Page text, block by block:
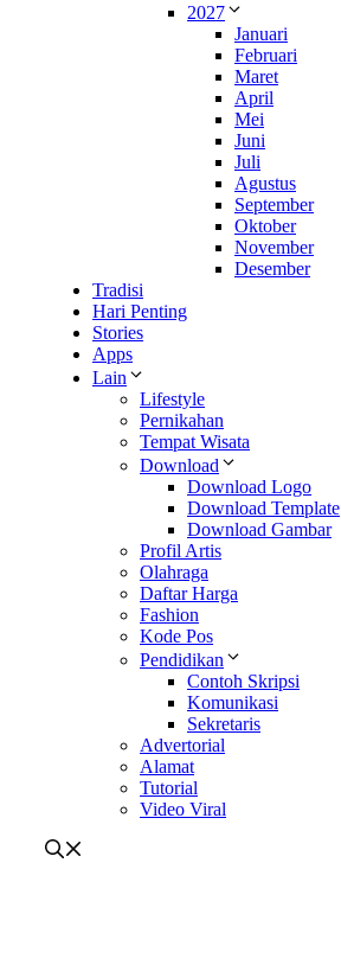
2027
Januari
Februari
Maret
April
Mei
Juni
Juli
Agustus
September
Oktober
November
Desember
Tradisi
Hari Penting
Stories
Apps
Lain
Lifestyle
Pernikahan
Tempat Wisata
Download
Download Logo
Download Template
Download Gambar
Profil Artis
Olahraga
Daftar Harga
Fashion
Kode Pos
Pendidikan
Contoh Skripsi
Komunikasi
Sekretaris
Advertorial
Alamat
Tutorial
Video Viral